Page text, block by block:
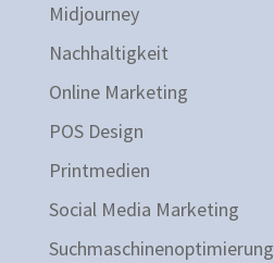
Midjourney
Nachhaltigkeit
Online Marketing
POS Design
Printmedien
Social Media Marketing
Suchmaschinenoptimierung